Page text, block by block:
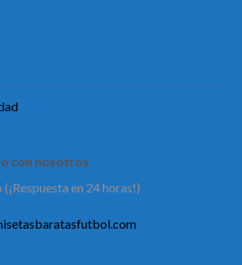
con nosotros
en 24 horas!)